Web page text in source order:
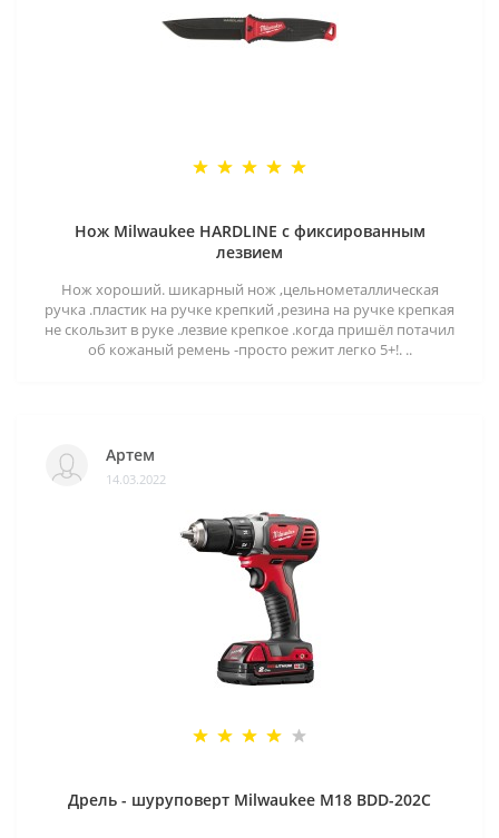
Нож Milwaukee HARDLINE с фиксированным
лезвием
Нож хороший. шикарный нож ,цельнометаллическая
ручка .пластик на ручке крепкий ,резина на ручке крепкая
не скользит в руке .лезвие крепкое .когда пришёл потачил
об кожаный ремень -просто режит легко 5+!. ..
Артем
14.03.2022
Дрель - шуруповерт Milwaukee M18 BDD-202C